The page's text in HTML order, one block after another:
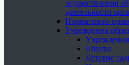
осуществления
деятельности
Нормативно-
Учреждения
Школы
Детские